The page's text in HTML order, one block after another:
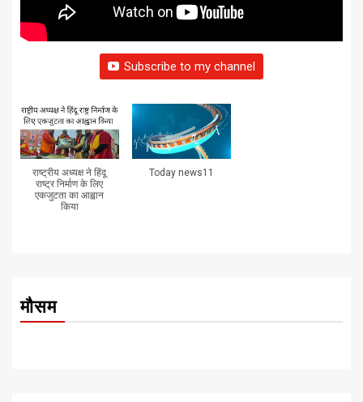
Subscribe to my channel
राष्ट्रीय अध्यक्ष ने हिंदू
राष्ट्र निर्माण के लिए
एकजुटता का आह्वान
किया
Today news11
मौसम